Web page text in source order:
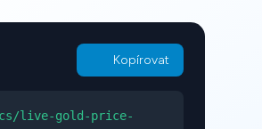
Kopírovat
cs/live-gold-price-